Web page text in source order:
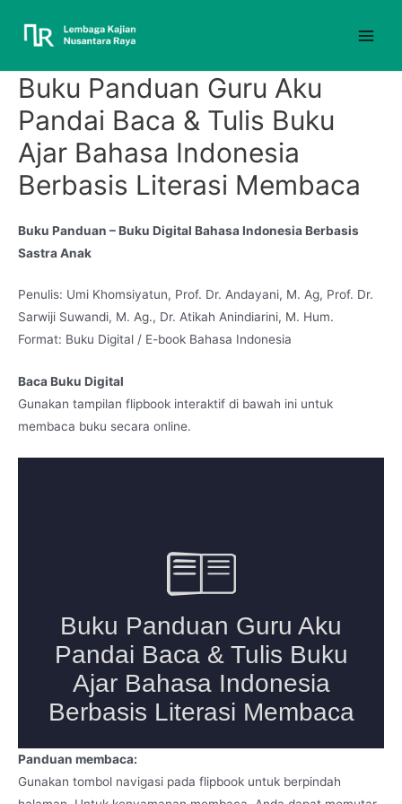
Buku Panduan Guru Aku
Pandai Baca & Tulis Buku
Ajar Bahasa Indonesia
Berbasis Literasi Membaca
Buku Panduan – Buku Digital Bahasa Indonesia Berbasis
Sastra Anak
Penulis: Umi Khomsiyatun, Prof. Dr. Andayani, M. Ag, Prof. Dr.
Sarwiji Suwandi, M. Ag., Dr. Atikah Anindiarini, M. Hum.
Format: Buku Digital / E-book Bahasa Indonesia
Baca Buku Digital
Gunakan tampilan flipbook interaktif di bawah ini untuk
membaca buku secara online.
Panduan membaca:
Gunakan tombol navigasi pada flipbook untuk berpindah